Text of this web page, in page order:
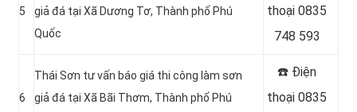
5
giả đá tại Xã Dương Tơ, Thành phố Phú
Quốc
thoại 0835
748 593
6
Thái Sơn tư vấn báo giá thi công làm sơn
giả đá tại Xã Bãi Thơm, Thành phố Phú
☎️ Điện
thoại 0835